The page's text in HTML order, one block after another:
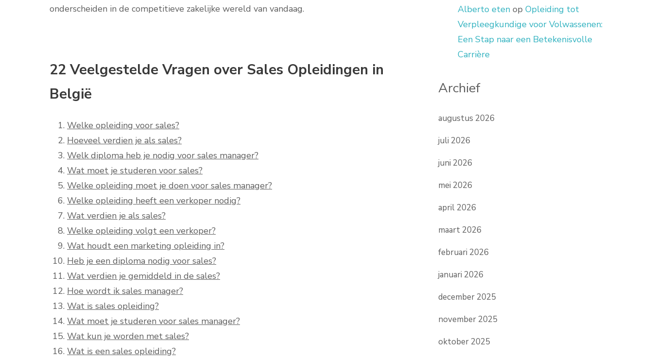
onderscheiden in de competitieve zakelijke wereld van vandaag.
22 Veelgestelde Vragen over Sales Opleidingen in
België
Welke opleiding voor sales?
Hoeveel verdien je als sales?
Welk diploma heb je nodig voor sales manager?
Wat moet je studeren voor sales?
Welke opleiding moet je doen voor sales manager?
Welke opleiding heeft een verkoper nodig?
Wat verdien je als sales?
Welke opleiding volgt een verkoper?
Wat houdt een marketing opleiding in?
Heb je een diploma nodig voor sales?
Wat verdien je gemiddeld in de sales?
Hoe wordt ik sales manager?
Wat is sales opleiding?
Wat moet je studeren voor sales manager?
Wat kun je worden met sales?
Wat is een sales opleiding?
Alberto eten opOpleiding tot
Verpleegkundige voor Volwassenen:
Een Stap naar een Betekenisvolle
Carrière
Archief
augustus 2026
juli 2026
juni 2026
mei 2026
april 2026
maart 2026
februari 2026
januari 2026
december 2025
november 2025
oktober 2025